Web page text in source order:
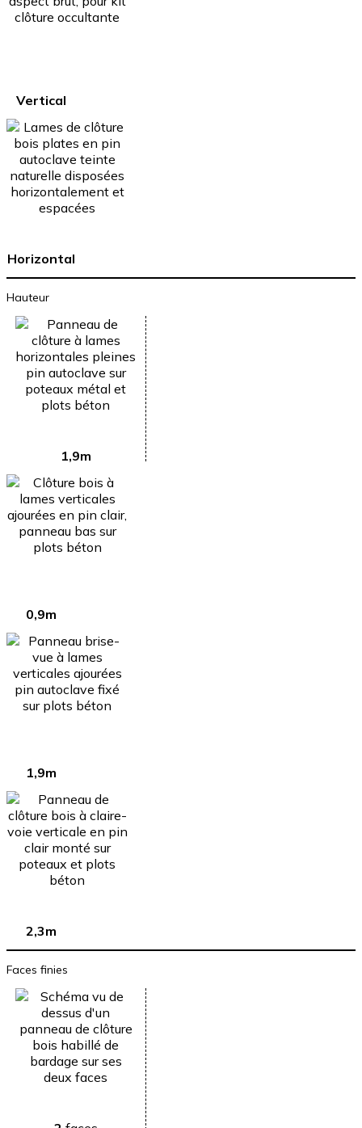
Vertical
Horizontal
Hauteur
1,9m
0,9m
1,9m
2,3m
Faces finies